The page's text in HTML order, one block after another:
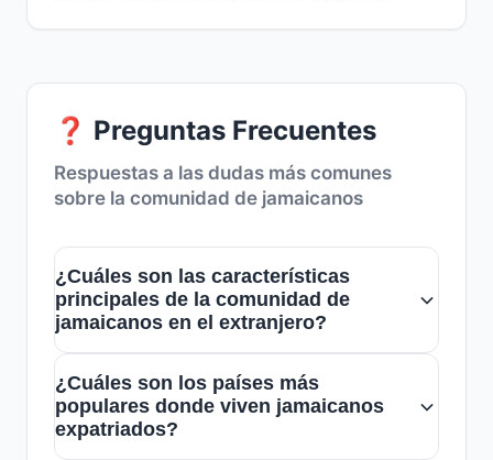
❓ Preguntas Frecuentes
Respuestas a las dudas más comunes
sobre la comunidad de jamaicanos
¿Cuáles son las características
principales de la comunidad de
jamaicanos en el extranjero?
extranjero suele ser cálida, acogedora y
muy conectada a su cultura. Muchos
participan en eventos culturales y
¿Cuáles son los países más
populares donde viven jamaicanos
expatriados?